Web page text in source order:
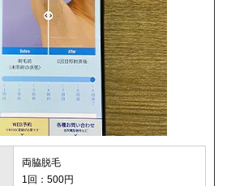
両脇脱毛
1回：500円